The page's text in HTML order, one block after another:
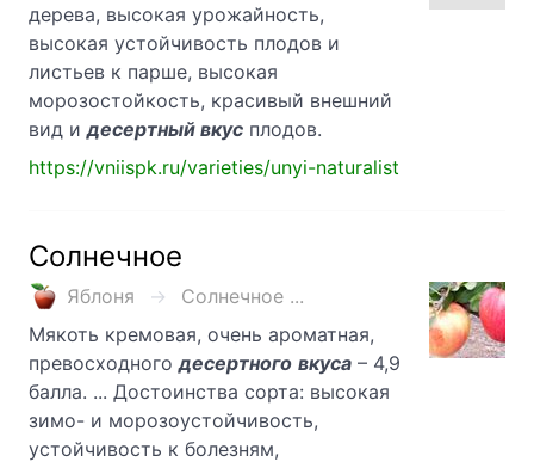
дерева, высокая урожайность,
высокая устойчивость плодов и
листьев к парше, высокая
морозостойкость, красивый внешний
вид идесертный вкус плодов.
https://vniispk.ru/varieties/unyi-naturalist
Солнечное
Яблоня
Солнечное ...
Мякоть кремовая, очень ароматная,
превосходногодесертного вкуса – 4,9
балла. ... Достоинства сорта: высокая
зимо- и морозоустойчивость,
устойчивость к болезням,